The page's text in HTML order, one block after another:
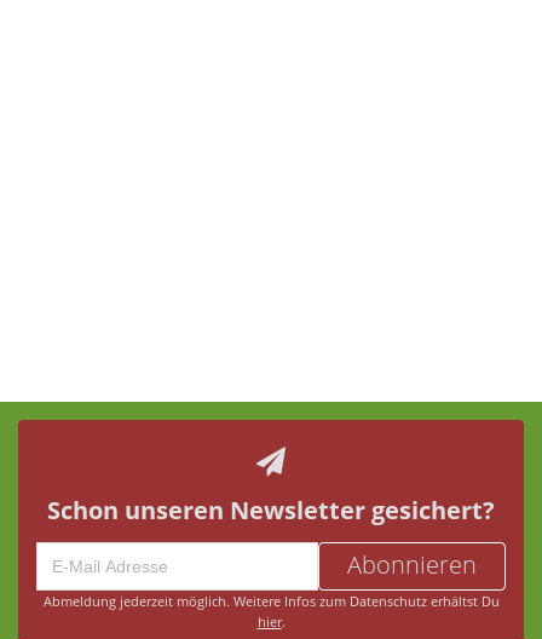
Schon unseren Newsletter gesichert?
Abonnieren
Abmeldung jederzeit möglich. Weitere Infos zum Datenschutz erhältst Du
hier.